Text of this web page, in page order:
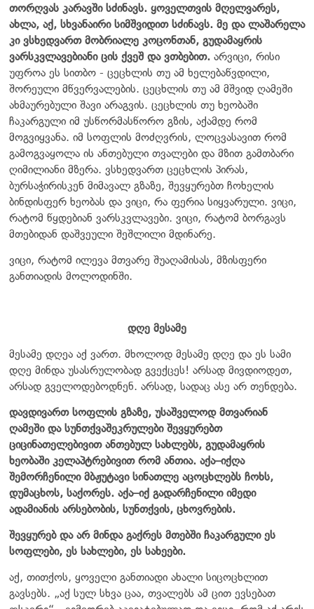
თორღვას კარავში სძინავს. ყოველთვის მღელვარეს,
ახლა, აქ, სხვანაირი სიმშვიდით სძინავს. მე და ლაშარელა
კი ვსხედვართ მობრიალე კოცონთან, გუდამაყრის
ვარსკვლავებიანი ცის ქვეშ და ვთბებით. არვიცი, რისი
უფროა ეს სითბო - ცეცხლის თუ ამ ხელებაწვდილი,
შორეული მწვერვალების. ცეცხლის თუ ამ მშვიდ ღამეში
ახმაურებული შავი არაგვის. ცეცხლის თუ ხეობაში
ჩაკარგული იმ უსწორმასწორო გზის, აქამდე რომ
მოგვიყვანა. იმ სოფლის მოძღვრის, ლოცვასავით რომ
გამოგვაყოლა ის ანთებული თვალები და მზით გამთბარი
ღიმილიანი მზერა. ვსხედვართ ცეცხლის პირას,
ბურსაჭირისკენ მიმავალ გზაზე, შევყურებთ ჩოხელის
ბინდისფერ ხეობას და ვიცი, რა ფერია სიყვარული. ვიცი,
რატომ წყდებიან ვარსკვლავები. ვიცი, რატომ ბორგავს
მთებიდან დაშვეული შეშლილი მდინარე.
ვიცი, რატომ ილევა მთვარე შუაღამისას, მზისფერი
განთიადის მოლოდინში.
დღე მესამე
მესამე დღეა აქ ვართ. მხოლოდ მესამე დღე და ეს სამი
დღე მინდა უსასრულობად გვექცეს! არსად მივდიოდეთ,
არსად გველოდებოდნენ. არსად, სადაც ასე არ თენდება.
დავდივართ სოფლის გზაზე, უსაშველოდ მთვარიან
ღამეში და სუნთქვაშეკრულები შევყურებთ
ციცინათელებივით ანთებულ სახლებს, გუდამაყრის
ხეობაში კელაპტრებივით რომ ანთია. აქა–იქღა
შემორჩენილი მბჟუტავი სინათლე აცოცხლებს ჩოხს,
დუმაცხოს, საქორეს. აქა–იქ გადარჩენილი იმედი
ადამიანის არსებობის, სუნთქვის, ცხოვრების.
შევყურებ და არ მინდა გაქრეს მთებში ჩაკარგული ეს
სოფლები, ეს სახლები, ეს სახეები.
აქ, თითქოს, ყოველი განთიადი ახალი სიცოცხლით
გავსებს. „აქ სულ სხვა ცაა, თვალებს ამ ცით ევსებათ